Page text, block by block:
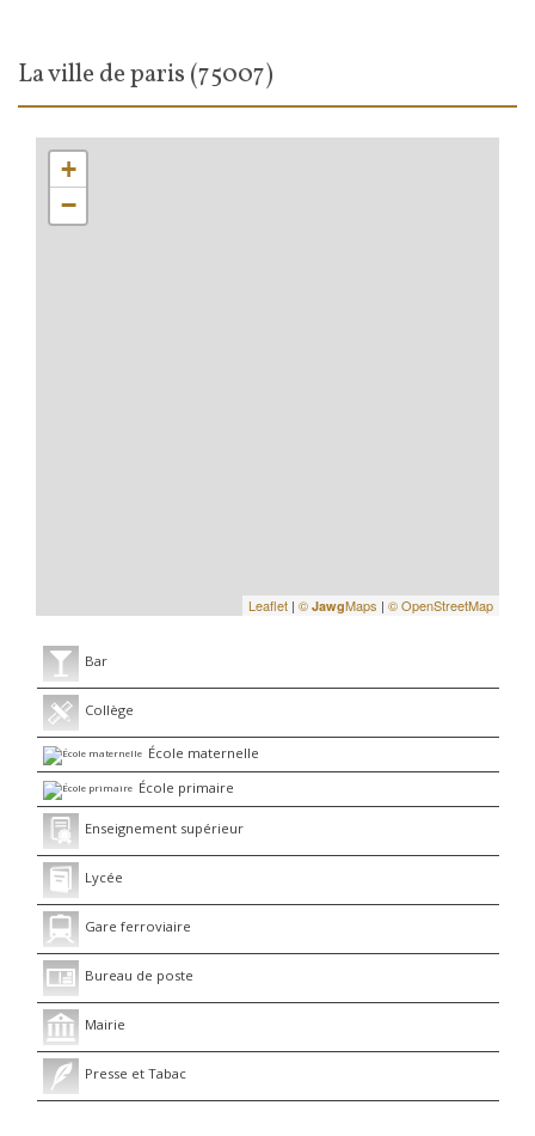
la ville de paris (75007)
+
−
Leaflet | © JawgMaps | © OpenStreetMap
Bar
Collège
École maternelle
École primaire
Enseignement supérieur
Lycée
Gare ferroviaire
Bureau de poste
Mairie
Presse et Tabac